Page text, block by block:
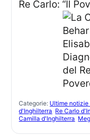
Categorie: Ultime notizie
d'Inghilterra Re Carlo
Camilla d'Inghilterra